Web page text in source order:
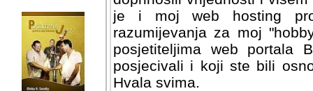
je i moj web hosting
razumijevanja za moj
posjetiteljima web portala
posjecivali i koji ste bili
Hvala svima.